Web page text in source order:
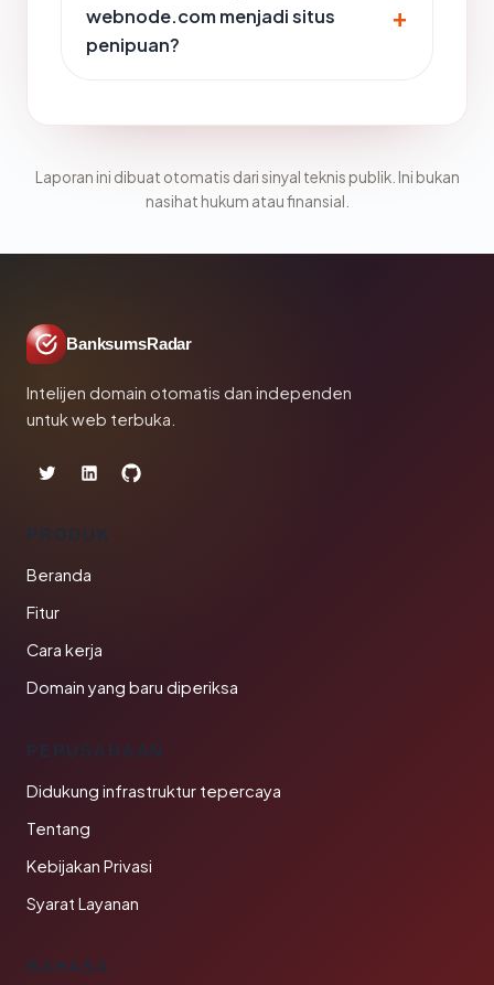
webnode.com menjadi situs
penipuan?
Laporan ini dibuat otomatis dari sinyal teknis publik. Ini bukan
nasihat hukum atau finansial.
BanksumsRadar
Intelijen domain otomatis dan independen
untuk web terbuka.
PRODUK
Beranda
Fitur
Cara kerja
Domain yang baru diperiksa
PERUSAHAAN
Didukung infrastruktur tepercaya
Tentang
Kebijakan Privasi
Syarat Layanan
BAHASA